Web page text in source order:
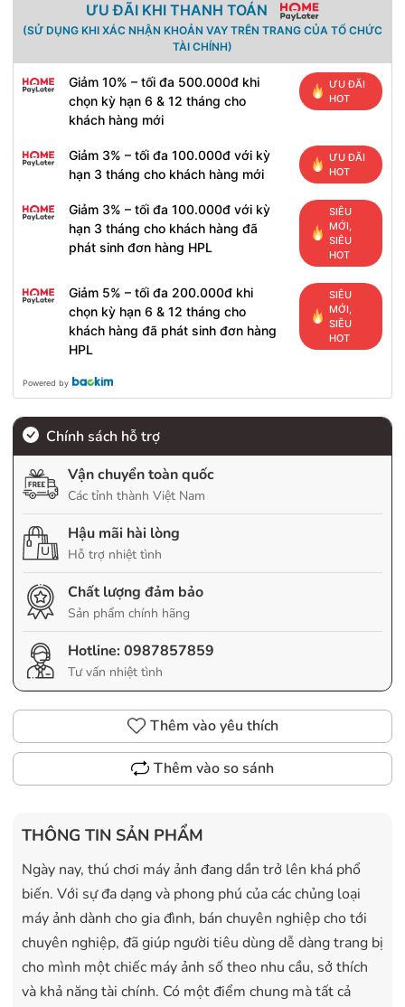
ƯU ĐÃI KHI THANH TOÁN
(SỬ DỤNG KHI XÁC NHẬN KHOẢN VAY TRÊN TRANG CỦA TỔ CHỨC
TÀI CHÍNH)
Giảm 10% – tối đa 500.000đ khi
chọn kỳ hạn 6 & 12 tháng cho
khách hàng mới
ƯU ĐÃI
HOT
Giảm 3% – tối đa 100.000đ với kỳ
hạn 3 tháng cho khách hàng mới
ƯU ĐÃI
HOT
Giảm 3% – tối đa 100.000đ với kỳ
hạn 3 tháng cho khách hàng đã
phát sinh đơn hàng HPL
SIÊU
MỚI,
SIÊU
HOT
Giảm 5% – tối đa 200.000đ khi
chọn kỳ hạn 6 & 12 tháng cho
khách hàng đã phát sinh đơn hàng
HPL
SIÊU
MỚI,
SIÊU
HOT
Powered by
Chính sách hỗ trợ
Vận chuyển toàn quốc
Các tỉnh thành Việt Nam
Hậu mãi hài lòng
Hỗ trợ nhiệt tình
Chất lượng đảm bảo
Sản phẩm chính hãng
Hotline:0987857859
Tư vấn nhiệt tình
Thêm vào yêu thích
Thêm vào so sánh
THÔNG TIN SẢN PHẨM
Ngày nay, thú chơi máy ảnh đang dần trở lên khá phổ
biến. Với sự đa dạng và phong phú của các chủng loại
máy ảnh dành cho gia đình, bán chuyên nghiệp cho tới
chuyên nghiệp, đã giúp người tiêu dùng dễ dàng trang bị
cho mình một chiếc máy ảnh số theo nhu cầu, sở thích
và khả năng tài chính. Có một điểm chung mà tất cả